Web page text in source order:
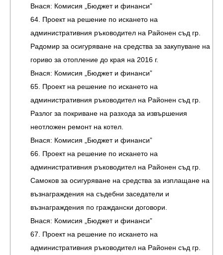
Внася: Комисия „Бюджет и финанси”
64. Проект на решение по искането на
административния ръководител на Районен съд гр.
Радомир за осигуряване на средства за закупуване на
гориво за отопление до края на 2016 г.
Внася: Комисия „Бюджет и финанси”
65. Проект на решение по искането на
административния ръководител на Районен съд гр.
Разлог за покриване на разхода за извършения
неотложен ремонт на котел.
Внася: Комисия „Бюджет и финанси”
66. Проект на решение по искането на
административния ръководител на Районен съд гр.
Самоков за осигуряване на средства за изплащане на
възнаграждения на съдебни заседатели и
възнаграждения по граждански договори.
Внася: Комисия „Бюджет и финанси”
67. Проект на решение по искането на
административния ръководител на Районен съд гр.